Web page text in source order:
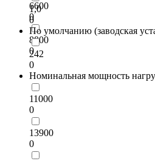
6600
0
8800
0
1,0
0
По умолчанию (заводская
242
0
Номинальная мощность
11000
0
13900
0